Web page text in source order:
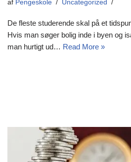
af Pengeskole Uncategorized
De fleste studerende skal på et
Hvis man søger bolig inde i byen og
man hurtigt ud… Read More »